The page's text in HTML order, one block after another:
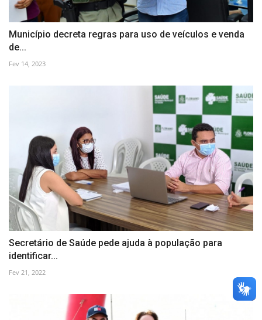
Município decreta regras para uso de veículos e venda
de...
Fev 14, 2023
Secretário de Saúde pede ajuda à população para
identificar...
Fev 21, 2022